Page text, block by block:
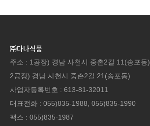
㈜다나식품
주소 : 1공장) 경남 사천시 중촌2길 11(송포동),
2공장) 경남 사천시 중촌2길 21(송포동)
사업자등록번호 : 613-81-32011
대표전화 : 055)835-1988, 055)835-1990
팩스 : 055)835-1987